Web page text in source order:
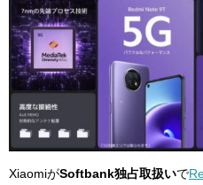
XiaomiがSoftbank独占取扱いで